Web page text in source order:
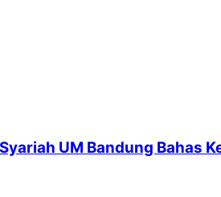
UM Bandung Bahas